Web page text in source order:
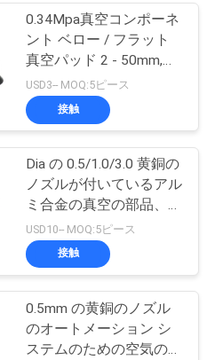
調節弁
17
ット バ
0.34Mpa真空コンポーネ
ント ベロー / フラット
真空パッド 2 - 50mm,
NBR / PU 材料 自動化産
業用真空カップ
USD3-- MOQ:5ピース
接触
Dia の 0.5/1.0/3.0 黄銅の
ノズルが付いているアル
ミ合金の真空の部品、真
空のイジェクターおよび
消音装置
USD10-- MOQ:5ピース
接触
0.5mm の黄銅のノズル
のオートメーション シ
ステムのための空気の真